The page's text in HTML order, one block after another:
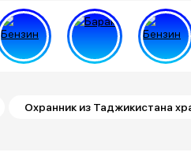
Охранник из Таджикистана